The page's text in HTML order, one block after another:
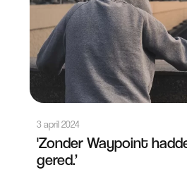
3 april 2024
'Zonder Waypoint
gered.’